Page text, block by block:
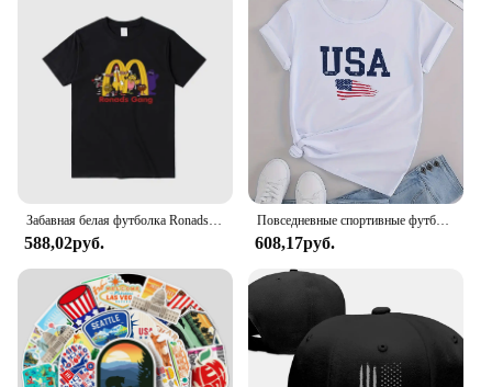
Забавная белая футболка Ronads Gang в американском ретро-стиле, свободная летняя футболка унисекс с коротким рукавом, Модный милый топ с круглым вырезом
588,02руб.
Повседневные спортивные футболки с американским флагом, женские топы с коротким рукавом и круглым вырезом
608,17руб.